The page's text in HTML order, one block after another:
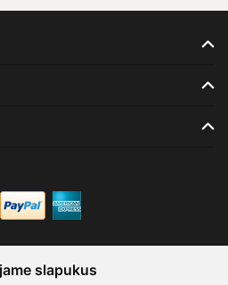
slapukus